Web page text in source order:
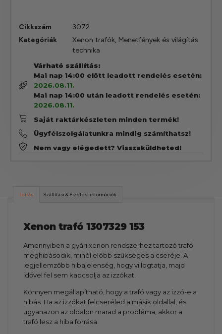
Cikkszám
3072
Kategóriák
Xenon trafók, Menetfények és világítás
technika
Várható szállítás:
Mai nap 14:00 előtt leadott rendelés esetén:
2026.08.11.
Mai nap 14:00 után leadott rendelés esetén:
2026.08.11.
Saját raktárkészleten minden termék!
Ügyfélszolgálatunkra mindig számíthatsz!
Nem vagy elégedett? Visszaküldheted!
Leírás Szállítási & Fizetési információk
Xenon trafó 1307329 153
Amennyiben a gyári xenon rendszerhez tartozó trafó
meghibásodik, minél elöbb szükséges a cseréje. A
legjellemzőbb hibajelenség, hogy villogtatja, majd
idővel fel sem kapcsolja az izzókat.
Könnyen megállapítható, hogy a trafó vagy az izzó-e a
hibás. Ha az izzókat felcseréled a másik oldallal, és
ugyanazon az oldalon marad a probléma, akkor a
trafó lesz a hiba forrása.